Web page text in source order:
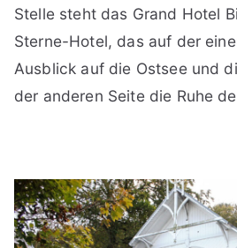
Stelle steht das Grand Hotel
Sterne-Hotel, das auf der
Ausblick auf die Ostsee und
der anderen Seite die Ruhe